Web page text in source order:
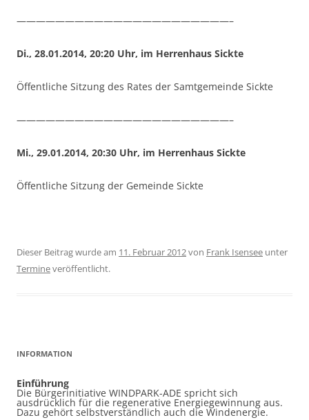
——————————————————————–
Di., 28.01.2014, 20:20 Uhr, im Herrenhaus Sickte
Öffentliche Sitzung des Rates der Samtgemeinde Sickte
——————————————————————–
Mi., 29.01.2014, 20:30 Uhr, im Herrenhaus Sickte
Öffentliche Sitzung der Gemeinde Sickte
Dieser Beitrag wurde am 11. Februar 2012von Frank Isensee unter
Termineveröffentlicht.
INFORMATION
Einführung
Die Bürgerinitiative WINDPARK-ADE spricht sich
ausdrücklich für die regenerative Energiegewinnung aus.
Dazu gehört selbstverständlich auch die Windenergie.